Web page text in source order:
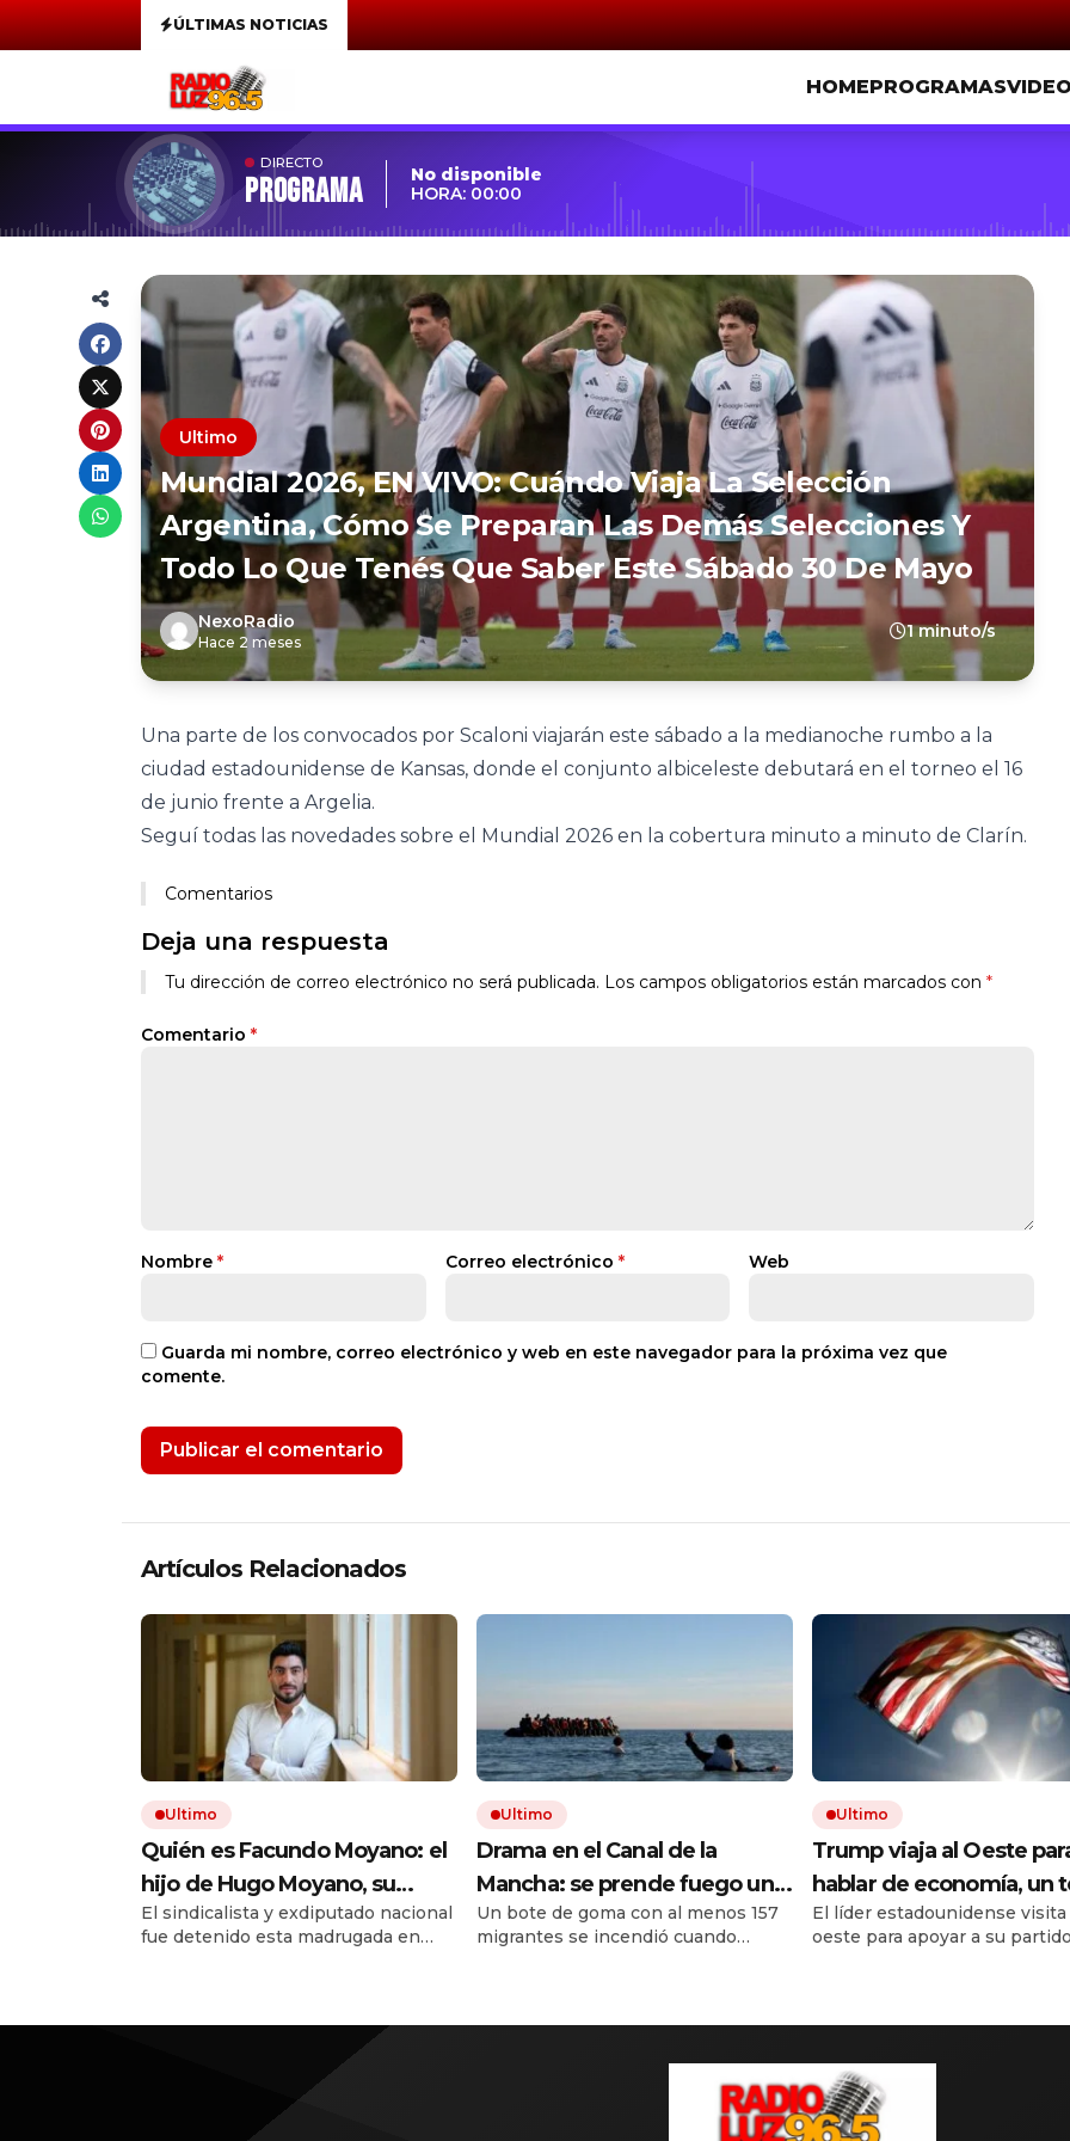
ÚLTIMAS NOTICIAS
HOMEPROGRAMAS
DIRECTO
Programa
No disponible
HORA: 00:00
Ultimo
Mundial 2026, EN VIVO: Cuándo Viaja La Selección
Argentina, Cómo Se Preparan Las Demás Selecciones Y
Todo Lo Que Tenés Que Saber Este Sábado 30 De Mayo
NexoRadio
Hace 2 meses
1 minuto/s
Una parte de los convocados por Scaloni viajarán este sábado a la medianoche rumbo a la
ciudad estadounidense de Kansas, donde el conjunto albiceleste debutará en el torneo el 16
de junio frente a Argelia.
Seguí todas las novedades sobre el Mundial 2026 en la cobertura minuto a minuto de Clarín.
Comentarios
Deja una respuesta
Tu dirección de correo electrónico no será publicada. Los campos obligatorios están marcados con *
Comentario *
Nombre * Correo electrónico * Web
Guarda mi nombre, correo electrónico y web en este navegador para la próxima vez que
comente.
Artículos Relacionados
Ultimo
Quién es Facundo Moyano: el
hijo de Hugo Moyano, su
carrera política, sus vínculos
con la farándula y por qué
El sindicalista y exdiputado nacional
fue detenido esta madrugada en
corriendo a la calle, semidesnuda y
Ultimo
Drama en el Canal de la
Mancha: se prende fuego un
bote repleto de inmigrantes
frente a Gran Bretaña
Un bote de goma con al menos 157
migrantes se incendió cuando
Ultimo
Trump viaja al Oeste
hablar de economía, un
en el que es débil según
sondeos
El líder estadounidense visita
oeste para apoyar a su
reflejan el descontento
enfrenta críticas de líderes
opositores.